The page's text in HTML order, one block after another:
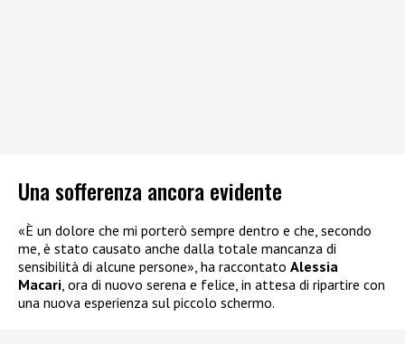
Una sofferenza ancora evidente
«È un dolore che mi porterò sempre dentro e che, secondo
me, è stato causato anche dalla totale mancanza di
sensibilità di alcune persone», ha raccontato Alessia
Macari, ora di nuovo serena e felice, in attesa di ripartire con
una nuova esperienza sul piccolo schermo.